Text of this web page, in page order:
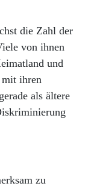
die Zahl der
von ihnen
und
mit ihren
als ältere
zu